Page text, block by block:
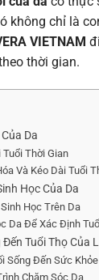
không chỉ là
VIETNAM
thời gian.
Da
Tuổi Thời Gian
Và Kéo Dài Tuổi
Học Của Da
Học Trên Da
Da Để Xác Định
Tuổi Thọ Của
Sống Đến Sức
Chăm Sóc Da